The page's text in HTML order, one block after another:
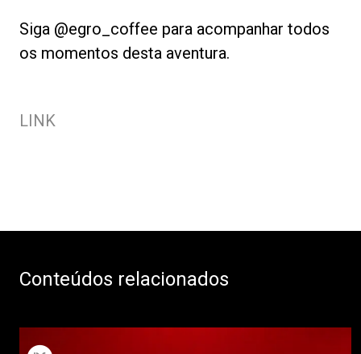
Siga @egro_coffee para acompanhar todos
os momentos desta aventura.
LINK
Conteúdos relacionados